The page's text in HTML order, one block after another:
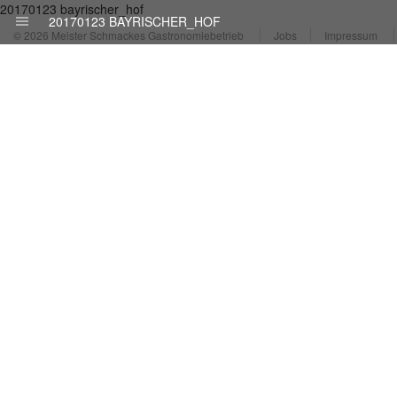
20170123 BAYRISCHER_HOF
20170123 bayrischer_hof
© 2026 Meister Schmackes Gastronomiebetrieb Jobs Impressum